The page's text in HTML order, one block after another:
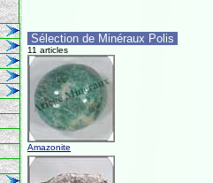
Sélection de Minéraux Polis
11 articles
Amazonite